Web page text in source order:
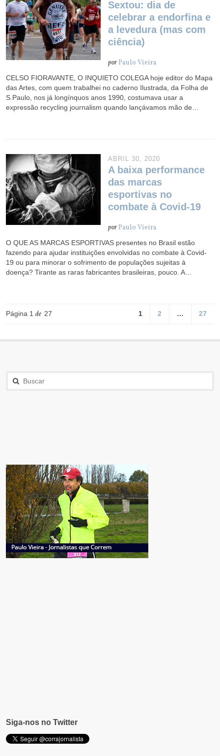
Sextou: dia de
celebrar a endorfina e
a levedura (mas com
ciência)
porPaulo Vieira
CELSO FIORAVANTE, O INQUIETO COLEGA hoje editor do Mapa
das Artes, com quem trabalhei no caderno Ilustrada, da Folha de
S.Paulo, nos já longínquos anos 1990, costumava usar a
expressão recycling journalism quando lançávamos mão de…
ABRIL 30, 2020
A baixa performance
das marcas
esportivas no
combate à Covid-19
porPaulo Vieira
O QUE AS MARCAS ESPORTIVAS presentes no Brasil estão
fazendo para ajudar instituições envolvidas no combate à Covid-
19 ou para minorar o sofrimento de populações sujeitas à
doença? Tirante as raras fabricantes brasileiras, pouco. A…
Página 1de 27 1 2 … 27
Siga-nos no Twitter